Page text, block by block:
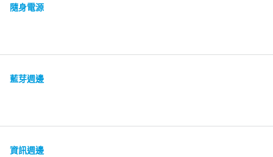
隨身電源
藍芽週邊
資訊週邊